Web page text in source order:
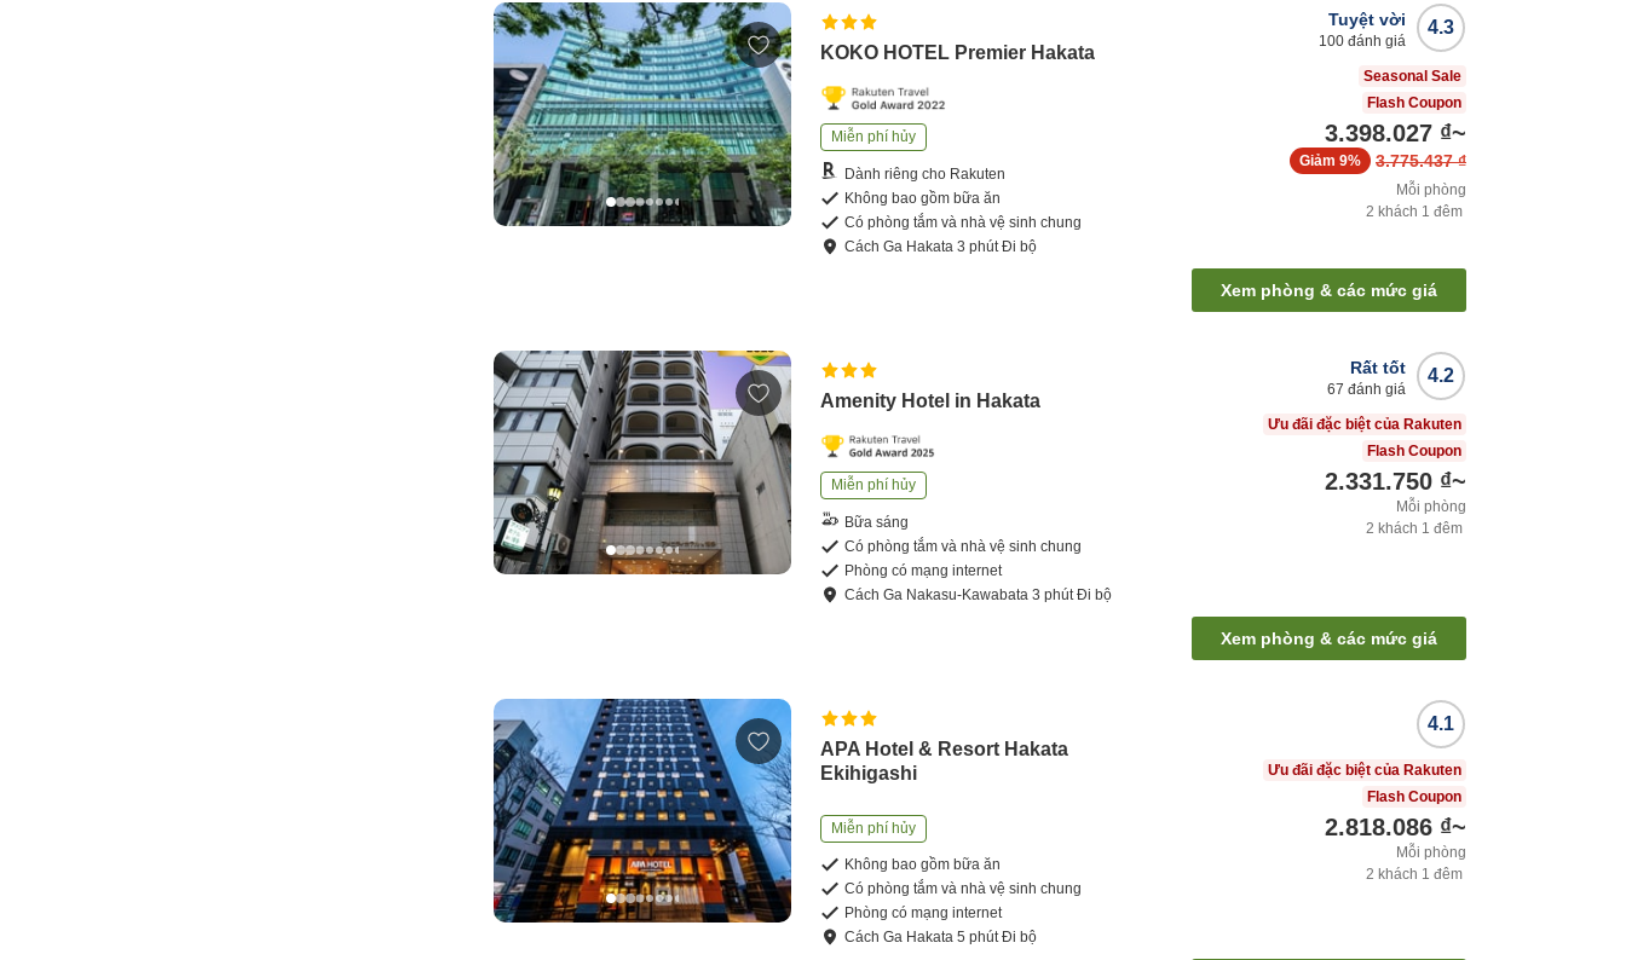
KOKO HOTEL Premier Hakata
Miễn phí hủy
Dành riêng cho Rakuten
Không bao gồm bữa ăn
Có phòng tắm và nhà vệ sinh chung
CáchGa Hakata 3 phútĐi bộ
4.3
Tuyệt vời
100 đánh giá
Seasonal Sale
Flash Coupon
3.398.027 ₫~
3.775.437 ₫
Giảm 9%
Mỗi phòng
2 khách 1 đêm
Xem phòng & các mức giá
Amenity Hotel in Hakata
Miễn phí hủy
Bữa sáng
Có phòng tắm và nhà vệ sinh chung
Phòng có mạng internet
CáchGa Nakasu-Kawabata 3 phútĐi bộ
4.2
Rất tốt
67 đánh giá
Ưu đãi đặc biệt của Rakuten
Flash Coupon
2.331.750 ₫~
Mỗi phòng
2 khách 1 đêm
Xem phòng & các mức giá
APA Hotel & Resort Hakata
Ekihigashi
Miễn phí hủy
Không bao gồm bữa ăn
Có phòng tắm và nhà vệ sinh chung
Phòng có mạng internet
CáchGa Hakata 5 phútĐi bộ
4.1
Ưu đãi đặc biệt của Rakuten
Flash Coupon
2.818.086 ₫~
Mỗi phòng
2 khách 1 đêm